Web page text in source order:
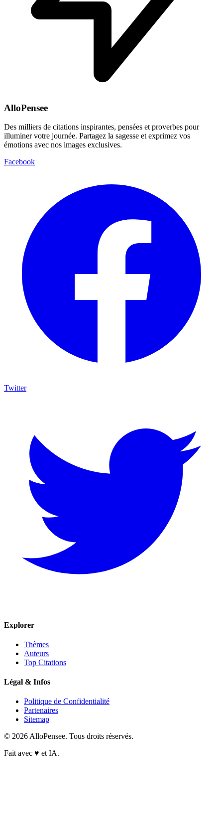
AlloPensee
Des milliers de citations inspirantes, pensées et proverbes pour
illuminer votre journée. Partagez la sagesse et exprimez vos
émotions avec nos images exclusives.
Facebook
Twitter
Explorer
Thèmes
Auteurs
Top Citations
Légal & Infos
Politique de Confidentialité
Partenaires
Sitemap
© 2026 AlloPensee. Tous droits réservés.
Fait avec ♥ et IA.